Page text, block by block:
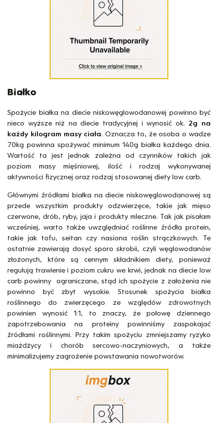
Białko
Spożycie białka na diecie niskowęglowodanowej powinno być
nieco wyższe niż na diecie tradycyjnej i wynosić ok. 2g na
każdy kilogram masy ciała. Oznacza to, że osoba o wadze
70kg powinna spożywać minimum 140g białka każdego dnia.
Wartość ta jest jednak zależna od czynników takich jak
poziom masy mięśniowej, ilość i rodzaj wykonywanej
aktywności fizycznej oraz rodzaj stosowanej diety low carb.
Głównymi źródłami białka na diecie niskowęglowodanowej są
przede wszystkim produkty odzwierzęce, takie jak mięso
czerwone, drób, ryby, jaja i produkty mleczne. Tak jak pisałam
wcześniej, warto także uwzględniać roślinne źródła protein,
takie jak tofu, seitan czy nasiona roślin strączkowych. Te
ostatnie zawierają dosyć sporo skrobii, czyli węglowodanów
złożonych, które są cennym składnikiem diety, ponieważ
regulują trawienie i poziom cukru we krwi, jednak na diecie low
carb powinny ograniczane, stąd ich spożycie z założenia nie
powinno być zbyt wysokie. Stosunek spożycia białka
roślinnego do zwierzęcego ze względów zdrowotnych
powinien wynosić 1:1, to znaczy, że połowę dziennego
zapotrzebowania na proteiny powinniśmy zaspokajać
źródłami roślinnymi. Przy takim spożyciu zmniejszamy ryzyko
miażdżycy i chorób sercowo-naczyniowych, a także
minimalizujemy zagrożenie powstawania nowotworów.